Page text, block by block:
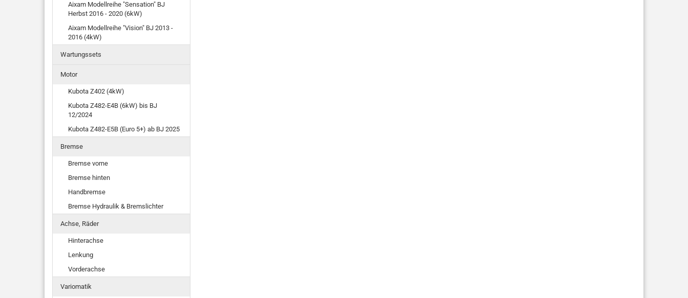
Aixam Modellreihe "Sensation" BJ
Herbst 2016 - 2020 (6kW)
Aixam Modellreihe "Vision" BJ 2013 -
2016 (4kW)
Wartungssets
Motor
Kubota Z402 (4kW)
Kubota Z482-E4B (6kW) bis BJ
12/2024
Kubota Z482-E5B (Euro 5+) ab BJ 2025
Bremse
Bremse vorne
Bremse hinten
Handbremse
Bremse Hydraulik & Bremslichter
Achse, Räder
Hinterachse
Lenkung
Vorderachse
Variomatik